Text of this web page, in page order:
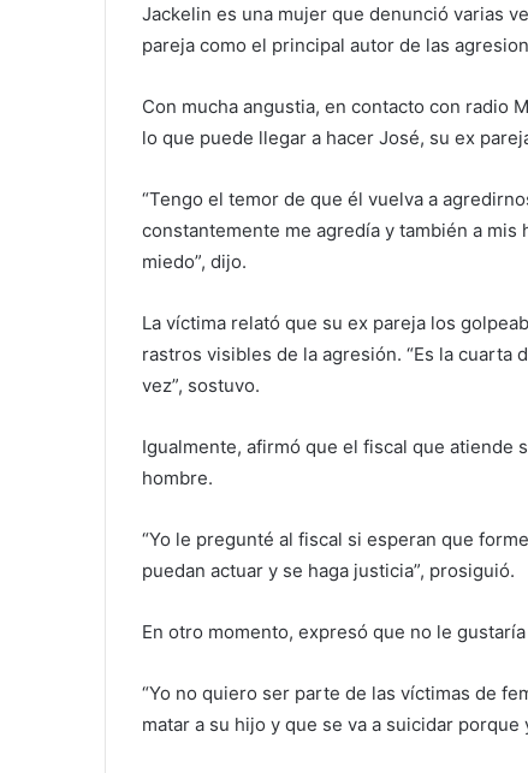
Jackelin es una mujer que denunció varias
pareja como el principal autor de las
Con mucha angustia, en contacto con radio
lo que puede llegar a hacer José, su ex
“Tengo el temor de que él vuelva a
constantemente me agredía y también a
miedo”, dijo.
La víctima relató que su ex pareja los
rastros visibles de la agresión. “Es la cuarta
vez”, sostuvo.
Igualmente, afirmó que el fiscal que atiende
hombre.
“Yo le pregunté al fiscal si esperan que
puedan actuar y se haga justicia”, prosiguió.
En otro momento, expresó que no le
“Yo no quiero ser parte de las víctimas de
matar a su hijo y que se va a suicidar